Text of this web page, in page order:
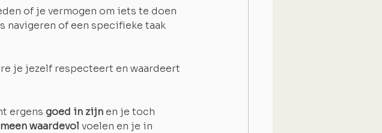
of je vermogen om iets te doen
navigeren of een specifieke taak
je jezelf respecteert en waardeert
ergens goed in zijn en je toch
waardevol voelen en je in